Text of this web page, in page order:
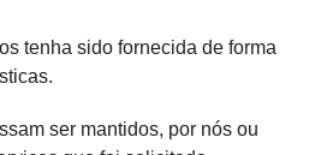
tenha sido fornecida de forma
ser mantidos, por nós ou